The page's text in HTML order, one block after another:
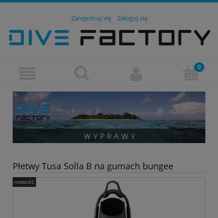
Zarejestruj się Zaloguj się
Płetwy Tusa Solla B na gumach bungee
nowość